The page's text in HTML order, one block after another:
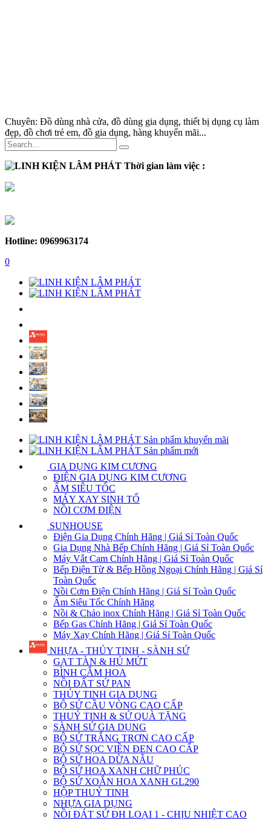
Chuyên: Đồ dùng nhà cửa, đồ dùng gia dụng, thiết bị dụng cụ làm
đẹp, đồ chơi trẻ em, đồ gia dụng, hàng khuyến mãi...
Thời gian làm việc :
Hotline: 0969963174
0
Sản phẩm khuyến mãi
Sản phẩm mới
GIA DỤNG KIM CƯƠNG
ĐIỆN GIA DỤNG KIM CƯƠNG
ẤM SIÊU TỐC
MÁY XAY SINH TỐ
NỒI CƠM ĐIỆN
SUNHOUSE
Điện Gia Dụng Chính Hãng | Giá Sỉ Toàn Quốc
Gia Dụng Nhà Bếp Chính Hãng | Giá Sỉ Toàn Quốc
Máy Vắt Cam Chính Hãng | Giá Sỉ Toàn Quốc
Bếp Điện Từ & Bếp Hồng Ngoại Chính Hãng | Giá Sỉ
Toàn Quốc
Nồi Cơm Điện Chính Hãng | Giá Sỉ Toàn Quốc
Ấm Siêu Tốc Chính Hãng
Nồi & Chảo inox Chính Hãng | Giá Sỉ Toàn Quốc
Bếp Gas Chính Hãng | Giá Sỉ Toàn Quốc
Máy Xay Chính Hãng | Giá Sỉ Toàn Quốc
NHỰA - THỦY TINH - SÀNH SỨ
GẠT TÀN & HỦ MỨT
BÌNH CẮM HOA
NỒI ĐẤT SỨ PAN
THỦY TINH GIA DỤNG
BỘ SỨ CẦU VÒNG CAO CẤP
THUỶ TINH & SỨ QUÀ TẶNG
SÀNH SỨ GIA DỤNG
BỘ SỨ TRẮNG TRƠN CAO CẤP
BỘ SỨ SỌC VIỀN ĐEN CAO CẤP
BỘ SỨ HOA DỪA NÂU
BỘ SỨ HOA XANH CHỮ PHÚC
BỘ SỨ XOẮN HOA XANH GL290
HỘP THUỶ TINH
NHỰA GIA DỤNG
NỒI ĐÁT SỨ ĐH LOẠI 1 - CHỊU NHIỆT CAO